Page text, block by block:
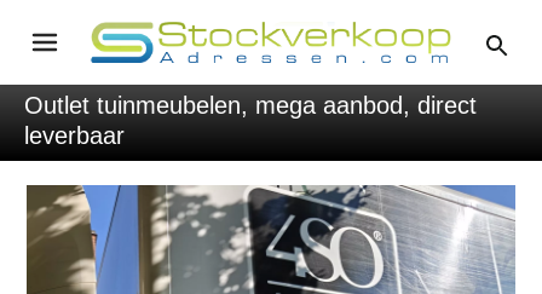
Outlet tuinmeubelen, mega aanbod, direct
leverbaar